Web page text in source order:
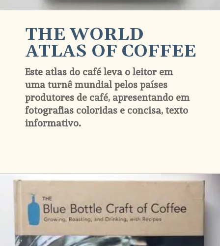
THE WORLD
ATLAS OF COFFEE
Este atlas do café leva o leitor em
uma turnê mundial pelos países
produtores de café, apresentando em
fotografias coloridas e concisa, texto
informativo.